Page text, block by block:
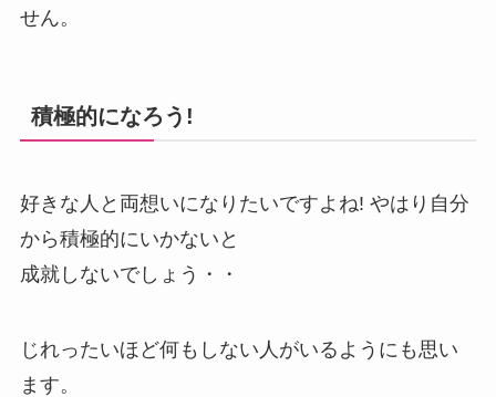
せん。
積極的になろう!
好きな人と両想いになりたいですよね! やはり自分
から積極的にいかないと
成就しないでしょう・・
じれったいほど何もしない人がいるようにも思い
ます。